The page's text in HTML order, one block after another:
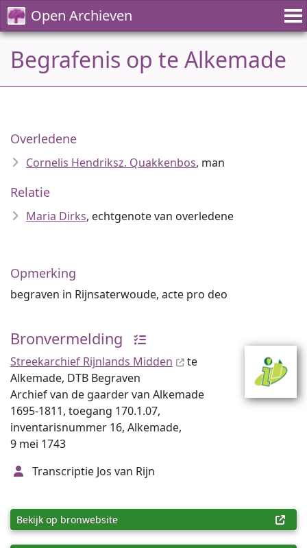
Open Archieven
Begrafenis op te Alkemade
Overledene
Cornelis Hendriksz. Quakkenbos, man
Relatie
Maria Dirks, echtgenote van overledene
Opmerking
begraven in Rijnsaterwoude, acte pro deo
Bronvermelding
Streekarchief Rijnlands Midden
te
Alkemade, DTB Begraven
Archief van de gaarder van Alkemade
1695-1811, toegang 170.1.07,
inventarisnummer 16, Alkemade,
9 mei 1743
Transcriptie Jos van Rijn
Bekijk op bronwebsite